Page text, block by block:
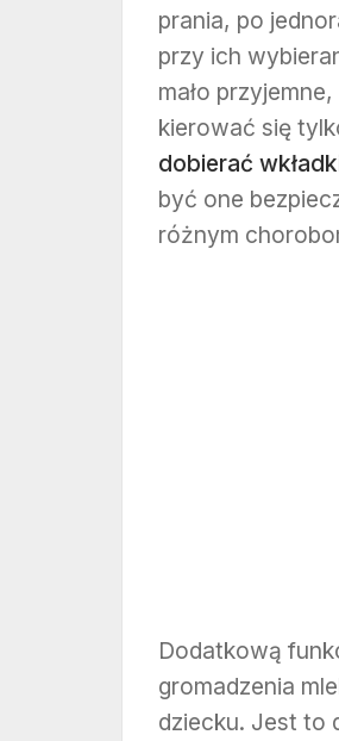
prania, po
przy ich
mało
kierować się
dobierać
być one
różnym
Dodatkową
gromadzenia
dziecku. Jest to